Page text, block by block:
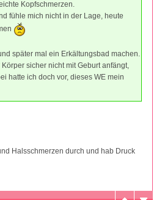
Kopfschmerzen.
fühle mich nicht in der Lage, heute
später mal ein Erkältungsbad machen.
sicher nicht mit Geburt anfängt,
hatte ich doch vor, dieses WE mein
Halsschmerzen durch und hab Druck